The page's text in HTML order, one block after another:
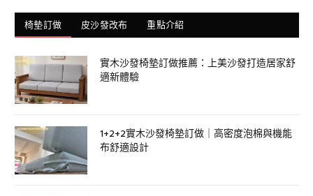
椅墊訂做 皮沙發改布 重點介紹
實木沙發椅墊訂做推薦：上美沙發打造居家舒
適新體驗
1+2+2實木沙發椅墊訂做｜高密度泡棉與機能
布舒適設計